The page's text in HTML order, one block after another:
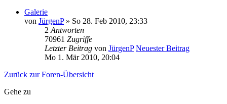
Galerie
von JürgenP» So 28. Feb 2010, 23:33
2 Antworten
70961 Zugriffe
Letzter Beitrag von JürgenP Neuester Beitrag
Mo 1. Mär 2010, 20:04
Zurück zur Foren-Übersicht
Gehe zu